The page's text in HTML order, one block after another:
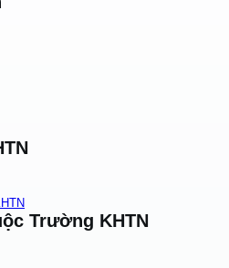
Trường KHTN